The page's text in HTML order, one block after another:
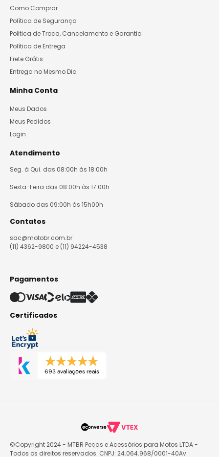
Como Comprar
Política de Segurança
Politica de Troca, Cancelamento e Garantia
Política de Entrega
Frete Grátis
Entrega no Mesmo Dia
Minha Conta
Meus Dados
Meus Pedidos
Login
Atendimento
Seg. à Qui. das 08:00h às 18:00h
Sexta-Feira das 08:00h às 17:00h
Sábado das 09:00h às 15h00h
Contatos
sac@motobr.com.br
(11) 4362-9800 e (11) 94224-4538
Pagamentos
Certificados
693 avaliações reais
©Copyright 2024 - MTBR Peças e Acessórios para Motos LTDA -
Todos os direitos reservados. CNPJ: 24.064.968/0001-40Av.